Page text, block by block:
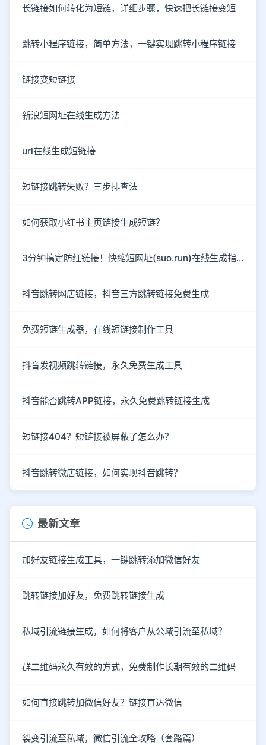
长链接如何转化为短链，详细步骤，快速把长链接变短
跳转小程序链接，简单方法，一键实现跳转小程序链接
链接变短链接
新浪短网址在线生成方法
url在线生成短链接
短链接跳转失败？三步排查法
如何获取小红书主页链接生成短链？
3分钟搞定防红链接！快缩短网址(suo.run)在线生成指南
抖音跳转网店链接，抖音三方跳转链接免费生成
免费短链生成器，在线短链接制作工具
抖音发视频跳转链接，永久免费生成工具
抖音能否跳转APP链接，永久免费跳转链接生成
短链接404？短链接被屏蔽了怎么办？
抖音跳转微店链接，如何实现抖音跳转？
最新文章
加好友链接生成工具，一键跳转添加微信好友
跳转链接加好友，免费跳转链接生成
私域引流链接生成，如何将客户从公域引流至私域？
群二维码永久有效的方式，免费制作长期有效的二维码
如何直接跳转加微信好友？链接直达微信
裂变引流至私域，微信引流全攻略（套路篇）